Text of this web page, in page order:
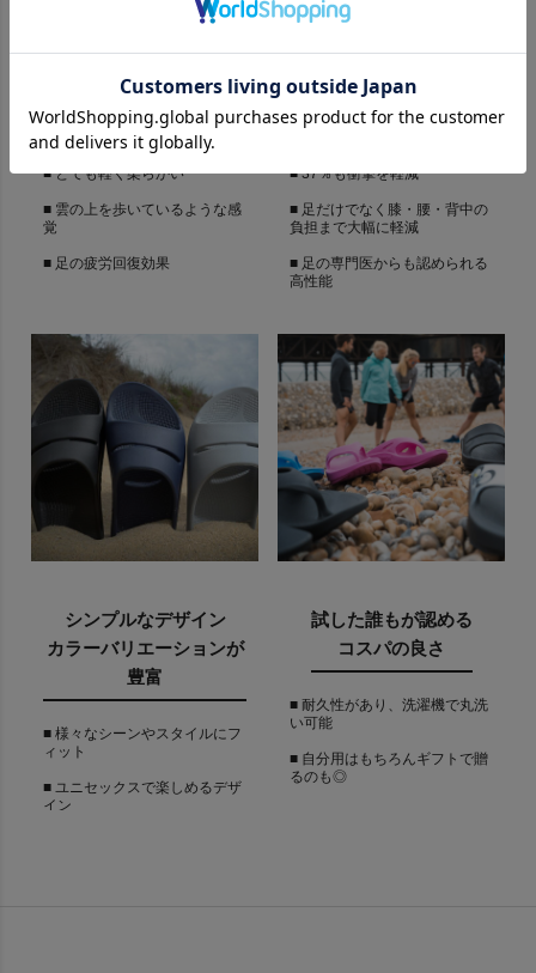
一度履くと病みつきにな
る履き心地
■ とても軽く柔らかい
■ 雲の上を歩いているような感
覚
■ 足の疲労回復効果
他に類を見ない抜群の機
能性
■ 37％も衝撃を軽減
■ 足だけでなく膝・腰・背中の
負担まで大幅に軽減
■ 足の専門医からも認められる
高性能
シンプルなデザイン
カラーバリエーションが
豊富
■ 様々なシーンやスタイルにフ
ィット
■ ユニセックスで楽しめるデザ
イン
試した誰もが認める
コスパの良さ
■ 耐久性があり、洗濯機で丸洗
い可能
■ 自分用はもちろんギフトで贈
るのも◎